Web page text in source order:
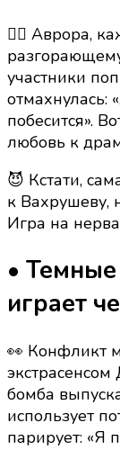
🤷‍♀️ Аврора,
участники
отмахнулась:
побесится».
любовь к
😈 Кстати,
к Вахрушеву,
Игра на
• Темные
играет
👀 Конфликт
бомба
использует
парирует: «Я